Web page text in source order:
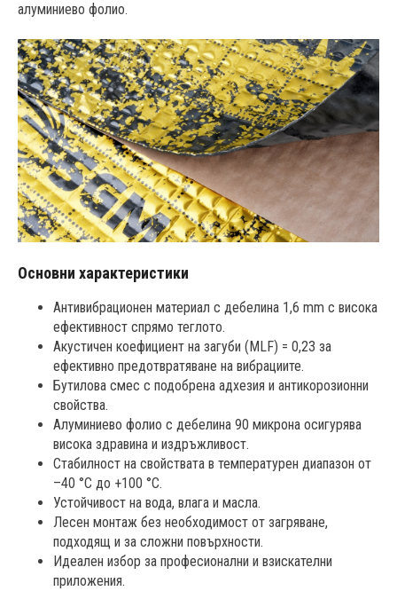
алуминиево фолио.
Основни характеристики
Антивибрационен материал с дебелина 1,6 mm с висока
ефективност спрямо теглото.
Акустичен коефициент на загуби (MLF) = 0,23 за
ефективно предотвратяване на вибрациите.
Бутилова смес с подобрена адхезия и антикорозионни
свойства.
Алуминиево фолио с дебелина 90 микрона осигурява
висока здравина и издръжливост.
Стабилност на свойствата в температурен диапазон от
–40 °C до +100 °C.
Устойчивост на вода, влага и масла.
Лесен монтаж без необходимост от загряване,
подходящ и за сложни повърхности.
Идеален избор за професионални и взискателни
приложения.